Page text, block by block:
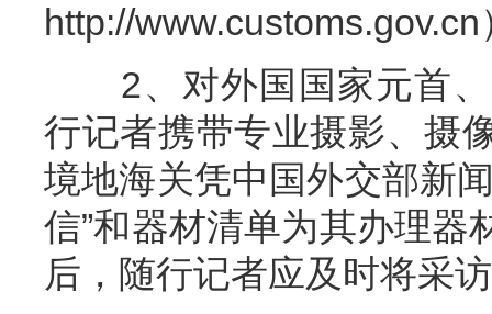
http://
2、对外国国家元首、
行记者携带专业摄影、摄
境地海关凭中国外交部新
信”和器材清单为其办理
后，随行记者应及时将采